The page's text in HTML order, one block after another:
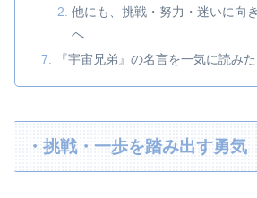
他にも、挑戦・努力・迷いに向
へ
『宇宙兄弟』の名言を一気に読み
・挑戦・一歩を踏み出す勇気